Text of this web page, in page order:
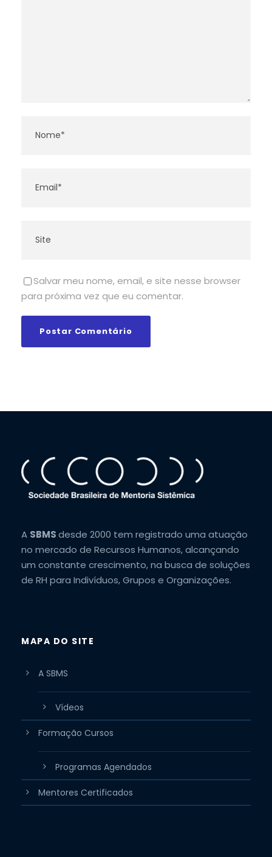
Salvar meu nome, email, e site nesse browser
para próxima vez que eu comentar.
A SBMSdesde 2000 tem registrado uma atuação
no mercado de Recursos Humanos, alcançando
um constante crescimento, na busca de soluções
de RH para Indivíduos, Grupos e Organizações.
MAPA DO SITE
A SBMS
Vídeos
Formação Cursos
Programas Agendados
Mentores Certificados